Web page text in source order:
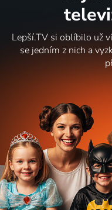
Lepší.TV si oblíbilo už
se jedním z nich a